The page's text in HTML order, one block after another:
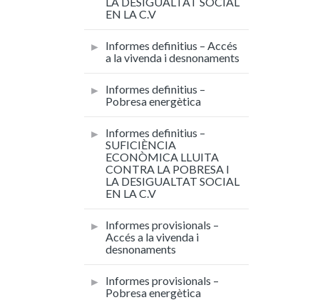
EN LA C.V
Informes definitius – Accés
a la vivenda i desnonaments
Informes definitius –
Pobresa energètica
Informes definitius –
SUFICIÈNCIA
ECONÒMICA LLUITA
CONTRA LA POBRESA I
LA DESIGUALTAT SOCIAL
EN LA C.V
Informes provisionals –
Accés a la vivenda i
desnonaments
Informes provisionals –
Pobresa energètica